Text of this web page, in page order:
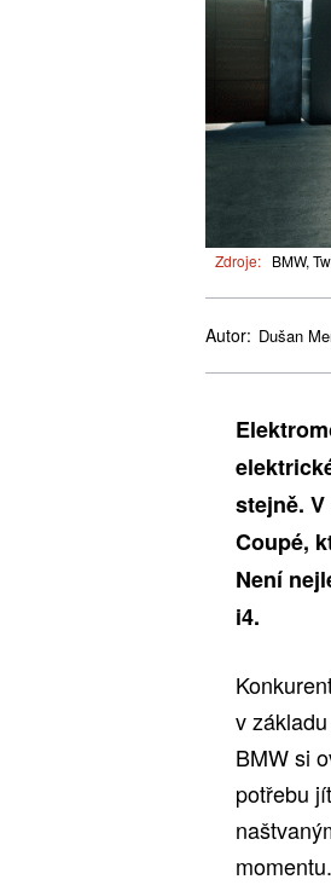
Zdroje: BMW,
Autor: Dušan
stejně.
Coupé,
Není
i4.
v
BMW si
potřebu
momentu.